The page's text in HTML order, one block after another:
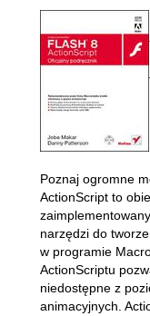
Poznaj ogromne
ActionScript to
narzędzi do
w programie
ActionScriptu
niedostępne z
animacyjnych.